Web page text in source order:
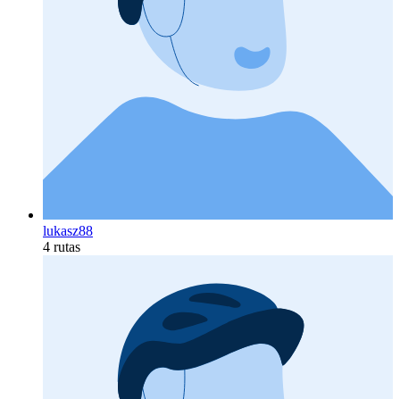
lukasz88
4 rutas